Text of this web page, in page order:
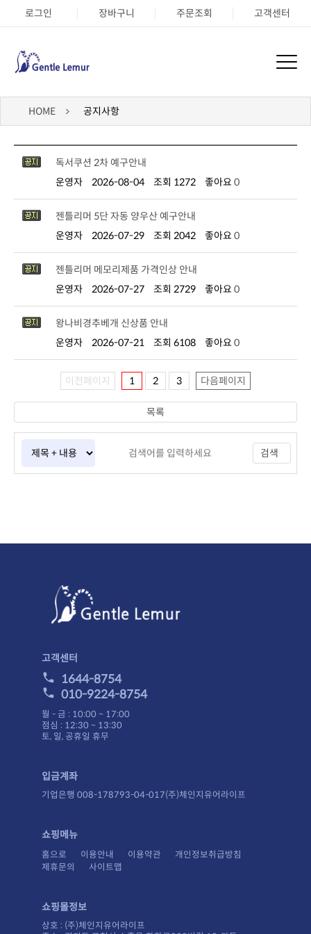
로그인 장바구니 주문조회 고객센터
HOME 공지사항
독서쿠션 2차 예구안내
운영자
2026-08-04 조회 1272 좋아요 0
젠틀리머 5단 자동 양우산 예구안내
운영자
2026-07-29 조회 2042 좋아요 0
젠틀리머 메모리제품 가격인상 안내
운영자
2026-07-27 조회 2729 좋아요 0
왕나비경추베개 신상품 안내
운영자
2026-07-21 조회 6108 좋아요 0
이전페이지 1 2 3 다음페이지
검색
목록
고객센터
1644-8754
010-9224-8754
월 - 금 : 10:00 ~ 17:00
점심 : 12:30 ~ 13:30
토, 일, 공휴일 휴무
입금계좌
기업은행 008-178793-04-017(주)체인지유어라이프
쇼핑메뉴
홈으로 이용안내 이용약관
개인정보취급방침
제휴문의
사이트맵
쇼핑몰정보
상호 : (주)체인지유어라이프